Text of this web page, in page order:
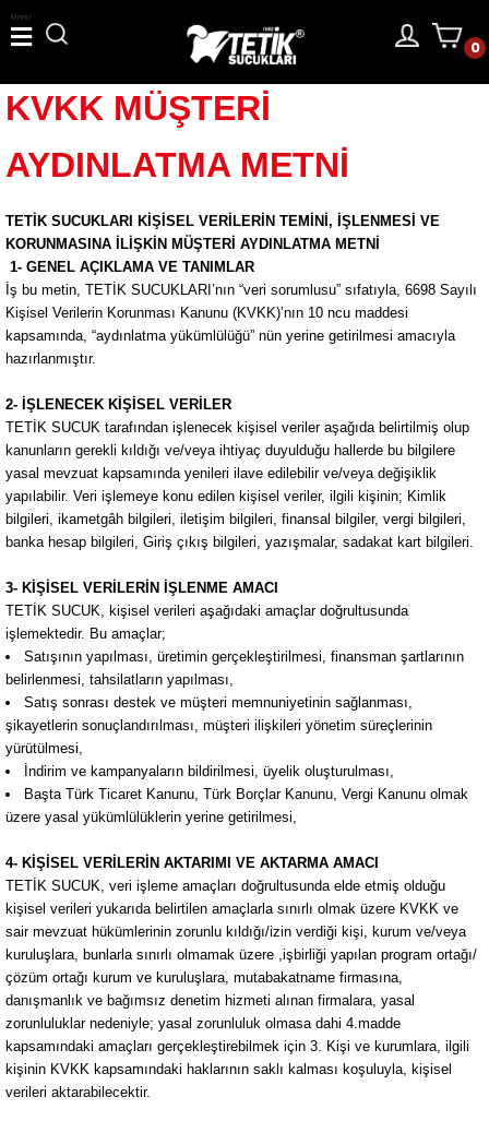
0
Menü
KVKK MÜŞTERİ
AYDINLATMA METNİ
TETİK SUCUKLARI KİŞİSEL VERİLERİN TEMİNİ, İŞLENMESİ VE
KORUNMASINA İLİŞKİN MÜŞTERİ AYDINLATMA METNİ
1- GENEL AÇIKLAMA VE TANIMLAR
İş bu metin, TETİK SUCUKLARI’nın “veri sorumlusu” sıfatıyla, 6698 Sayılı
Kişisel Verilerin Korunması Kanunu (KVKK)’nın 10 ncu maddesi
kapsamında, “aydınlatma yükümlülüğü” nün yerine getirilmesi amacıyla
hazırlanmıştır.
2- İŞLENECEK KİŞİSEL VERİLER
TETİK SUCUK tarafından işlenecek kişisel veriler aşağıda belirtilmiş olup
kanunların gerekli kıldığı ve/veya ihtiyaç duyulduğu hallerde bu bilgilere
yasal mevzuat kapsamında yenileri ilave edilebilir ve/veya değişiklik
yapılabilir. Veri işlemeye konu edilen kişisel veriler, ilgili kişinin; Kimlik
bilgileri, ikametgâh bilgileri, iletişim bilgileri, finansal bilgiler, vergi bilgileri,
banka hesap bilgileri, Giriş çıkış bilgileri, yazışmalar, sadakat kart bilgileri.
3- KİŞİSEL VERİLERİN İŞLENME AMACI
TETİK SUCUK, kişisel verileri aşağıdaki amaçlar doğrultusunda
işlemektedir. Bu amaçlar;
Satışının yapılması, üretimin gerçekleştirilmesi, finansman şartlarının
belirlenmesi, tahsilatların yapılması,
Satış sonrası destek ve müşteri memnuniyetinin sağlanması,
şikayetlerin sonuçlandırılması, müşteri ilişkileri yönetim süreçlerinin
yürütülmesi,
İndirim ve kampanyaların bildirilmesi, üyelik oluşturulması,
Başta Türk Ticaret Kanunu, Türk Borçlar Kanunu, Vergi Kanunu olmak
üzere yasal yükümlülüklerin yerine getirilmesi,
4- KİŞİSEL VERİLERİN AKTARIMI VE AKTARMA AMACI
TETİK SUCUK, veri işleme amaçları doğrultusunda elde etmiş olduğu
kişisel verileri yukarıda belirtilen amaçlarla sınırlı olmak üzere KVKK ve
sair mevzuat hükümlerinin zorunlu kıldığı/izin verdiği kişi, kurum ve/veya
kuruluşlara, bunlarla sınırlı olmamak üzere ,işbirliği yapılan program ortağı/
çözüm ortağı kurum ve kuruluşlara, mutabakatname firmasına,
danışmanlık ve bağımsız denetim hizmeti alınan firmalara, yasal
zorunluluklar nedeniyle; yasal zorunluluk olmasa dahi 4.madde
kapsamındaki amaçları gerçekleştirebilmek için 3. Kişi ve kurumlara, ilgili
kişinin KVKK kapsamındaki haklarının saklı kalması koşuluyla, kişisel
verileri aktarabilecektir.